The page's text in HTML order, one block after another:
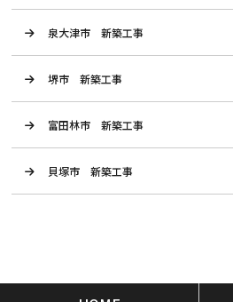
泉大津市 新築工事
堺市 新築工事
富田林市 新築工事
貝塚市 新築工事